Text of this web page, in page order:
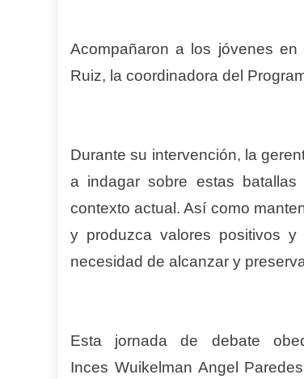
Acompañaron a los jóvenes
Ruiz, la coordinadora del
Durante su intervención, la
a indagar sobre estas batallas
contexto actual. Así como
y produzca valores positivos
necesidad de alcanzar y
Esta jornada de debate
Inces Wuikelman Angel